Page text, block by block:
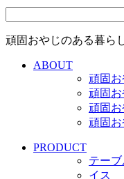
頑固おやじのある暮らし
ABOUT
頑固お
頑固
頑固
頑固お
PRODUCT
テー
イス